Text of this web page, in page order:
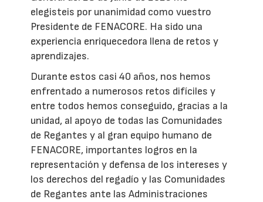
elegisteis por unanimidad como vuestro
Presidente de FENACORE. Ha sido una
experiencia enriquecedora llena de retos y
aprendizajes.
Durante estos casi 40 años, nos hemos
enfrentado a numerosos retos difíciles y
entre todos hemos conseguido, gracias a la
unidad, al apoyo de todas las Comunidades
de Regantes y al gran equipo humano de
FENACORE, importantes logros en la
representación y defensa de los intereses y
los derechos del regadío y las Comunidades
de Regantes ante las Administraciones